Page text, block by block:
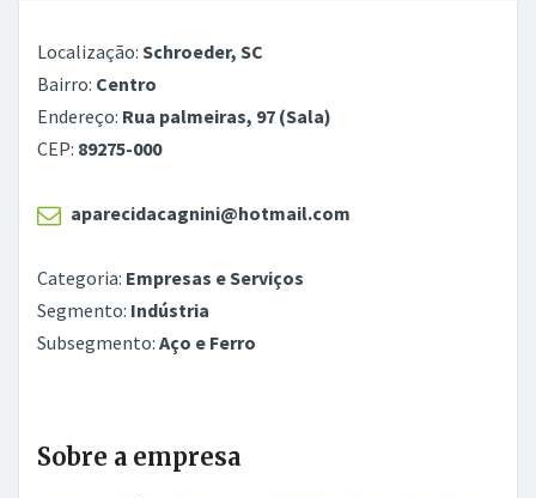
Localização: Schroeder, SC
Bairro: Centro
Endereço: Rua palmeiras, 97 (Sala)
CEP: 89275-000
aparecidacagnini@hotmail.com
Categoria: Empresas e Serviços
Segmento: Indústria
Subsegmento: Aço e Ferro
Sobre a empresa